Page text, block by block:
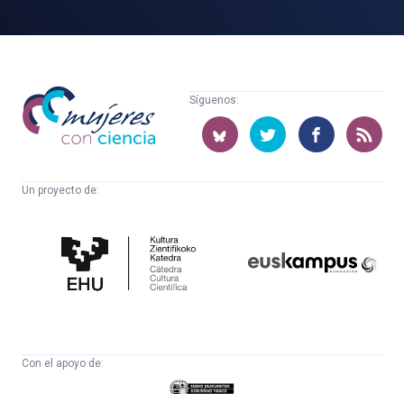
Mujeres
con
ciencia
Síguenos:
Un proyecto de:
Cultura
Científica
Con el apoyo de:
Eusko